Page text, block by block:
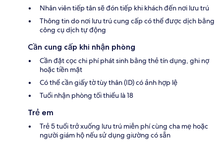
Nhân viên tiếp tân sẽ đón tiếp khi khách đến nơi lưu trú
Thông tin do nơi lưu trú cung cấp có thể được dịch bằng
công cụ dịch tự động
Cần cung cấp khi nhận phòng
Cần đặt cọc chi phí phát sinh bằng thẻ tín dụng, ghi nợ
hoặc tiền mặt
Có thể cần giấy tờ tùy thân (ID) có ảnh hợp lệ
Tuổi nhận phòng tối thiểu là 18
Trẻ em
Trẻ 5 tuổi trở xuống lưu trú miễn phí cùng cha mẹ hoặc
người giám hộ nếu sử dụng giường có sẵn